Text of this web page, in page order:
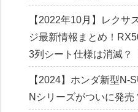
【2022年10月】レクサ
ジ最新情報まとめ！
3列シート仕様は消滅？
【2024】ホンダ新型N-
Nシリーズがついに発売